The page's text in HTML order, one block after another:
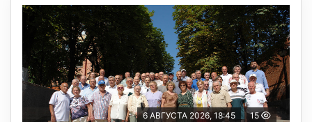
6 АВГУСТА 2026, 18:45 15